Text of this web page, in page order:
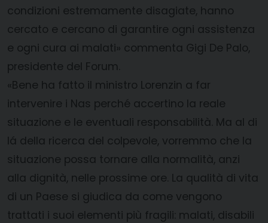
condizioni estremamente disagiate, hanno
cercato e cercano di garantire ogni assistenza
e ogni cura ai malati» commenta Gigi De Palo,
presidente del Forum.
«Bene ha fatto il ministro Lorenzin a far
intervenire i Nas perché accertino la reale
situazione e le eventuali responsabilità. Ma al di
lá della ricerca del colpevole, vorremmo che la
situazione possa tornare alla normalità, anzi
alla dignità, nelle prossime ore. La qualità di vita
di un Paese si giudica da come vengono
trattati i suoi elementi più fragili: malati, disabili